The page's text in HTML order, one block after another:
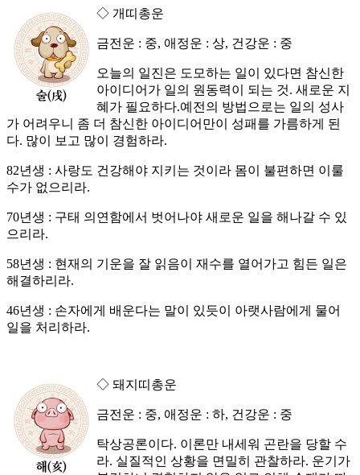
◇ 개띠총운
금전운 : 중, 애정운 : 상, 건강운 : 중
오늘의 일진은 도모하는 일이 있다면 참신한
아이디어가 일의 원동력이 되는 것. 새로운 지
혜가 필요하다.예전의 방법으로는 일의 성사
가 어려우니 좀 더 참신한 아이디어만이 성패를 가름하게 된
다. 많이 보고 많이 경험하라.
82년생 : 사랑도 건강해야 지키는 것이라 몸이 불편하면 이룰
수가 없으리라.
70년생 : 구태 의연함에서 벗어나야 새로운 일을 해나갈 수 있
으리라.
58년생 : 현재의 기운을 잘 읽음이 재수를 열어가고 힘든 일은
해결하리라.
46년생 : 손자에게 배운다는 말이 있듯이 아랫사람에게 물어
일을 처리하라.
◇ 돼지띠총운
금전운 : 중, 애정운 : 하, 건강운 : 중
탁상공론이다. 이론만 내세워 곤란을 당할 수
라. 실질적인 상황을 면밀히 관찰하라. 운기가